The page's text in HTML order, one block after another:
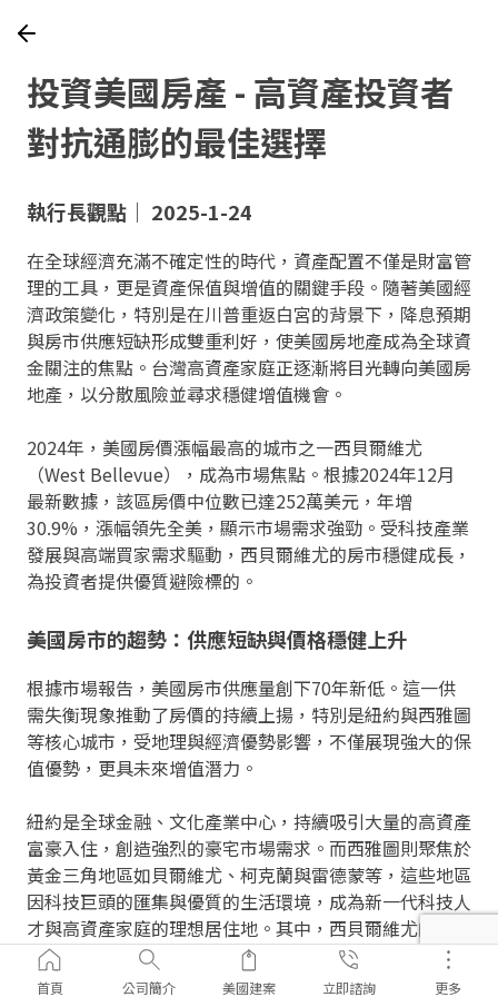
投資美國房產 - 高資產投資者
對抗通膨的最佳選擇
執行長觀點｜ 2025-1-24
在全球經濟充滿不確定性的時代，資產配置不僅是財富管
理的工具，更是資產保值與增值的關鍵手段。隨著美國經
濟政策變化，特別是在川普重返白宮的背景下，降息預期
與房市供應短缺形成雙重利好，使美國房地產成為全球資
金關注的焦點。台灣高資產家庭正逐漸將目光轉向美國房
地產，以分散風險並尋求穩健增值機會。
2024年，美國房價漲幅最高的城市之一西貝爾維尤
（West Bellevue），成為市場焦點。根據2024年12月
最新數據，該區房價中位數已達252萬美元，年增
30.9%，漲幅領先全美，顯示市場需求強勁。受科技產業
發展與高端買家需求驅動，西貝爾維尤的房市穩健成長，
為投資者提供優質避險標的。
美國房市的趨勢：供應短缺與價格穩健上升
根據市場報告，美國房市供應量創下70年新低。這一供
需失衡現象推動了房價的持續上揚，特別是紐約與西雅圖
等核心城市，受地理與經濟優勢影響，不僅展現強大的保
值優勢，更具未來增值潛力。
紐約是全球金融、文化產業中心，持續吸引大量的高資產
富豪入住，創造強烈的豪宅市場需求。而西雅圖則聚焦於
黃金三角地區如貝爾維尤、柯克蘭與雷德蒙等，這些地區
因科技巨頭的匯集與優質的生活環境，成為新一代科技人
才與高資產家庭的理想居住地。其中，西貝爾維尤的房價
漲幅領先全美，反映出高資產買家對優質房產的強勁需
求。此外，市場預期川普政府將推動降息，進一步降低房
首頁 公司簡介 美國建案 立即諮詢 更多